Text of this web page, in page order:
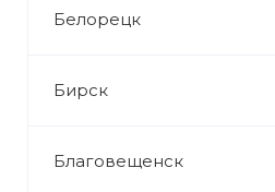
Белорецк
Бирск
Благовещенск